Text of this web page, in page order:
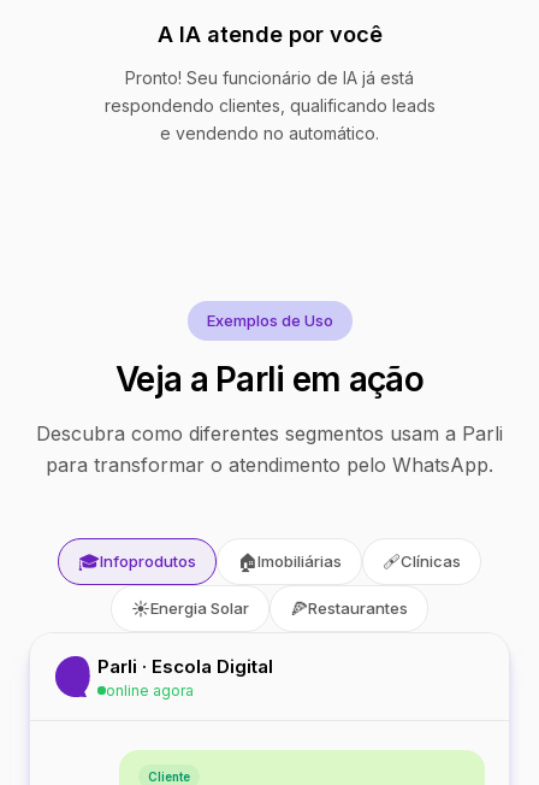
A IA atende por você
Pronto! Seu funcionário de IA já está
respondendo clientes, qualificando leads
e vendendo no automático.
Exemplos de Uso
Veja a Parli em ação
Descubra como diferentes segmentos usam a Parli
para transformar o atendimento pelo WhatsApp.
🎓Infoprodutos 🏠Imobiliárias 🩹Clínicas
☀️Energia Solar 🍕Restaurantes
Parli · Escola Digital
online agora
Cliente